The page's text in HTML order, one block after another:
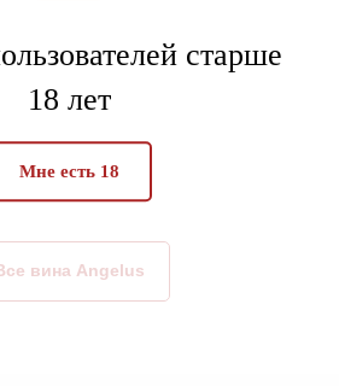
старше
18 лет
Мне есть 18
вина Angelus